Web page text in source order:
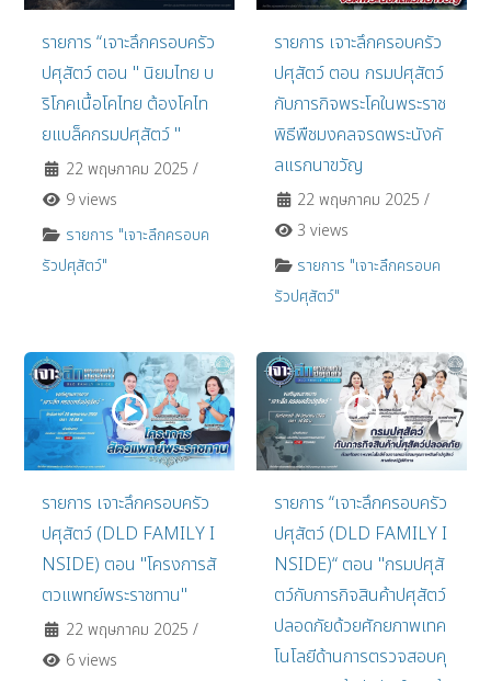
รายการ “เจาะลึกครอบครัว
ปศุสัตว์ ตอน " นิยมไทย บ
ริโภคเนื้อโคไทย ต้องโคไท
ยแบล็คกรมปศุสัตว์ "
22 พฤษภาคม 2025 /
9 views
รายการ "เจาะลึกครอบค
รัวปศุสัตว์"
รายการ เจาะลึกครอบครัว
ปศุสัตว์ ตอน กรมปศุสัตว์
กับภารกิจพระโคในพระราช
พิธีพืชมงคลจรดพระนังคั
ลแรกนาขวัญ
22 พฤษภาคม 2025 /
3 views
รายการ "เจาะลึกครอบค
รัวปศุสัตว์"
รายการ เจาะลึกครอบครัว
ปศุสัตว์ (DLD FAMILY I
NSIDE) ตอน "โครงการสั
ตวแพทย์พระราชทาน"
22 พฤษภาคม 2025 /
6 views
รายการ “เจาะลึกครอบครัว
ปศุสัตว์ (DLD FAMILY I
NSIDE)“ ตอน "กรมปศุสั
ตว์กับภารกิจสินค้าปศุสัตว์
ปลอดภัยด้วยศักยภาพเทค
โนโลยีด้านการตรวจสอบคุ